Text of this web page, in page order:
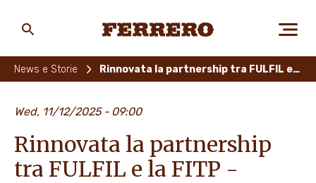
PERSONE E AMBIENTE
main
News e Storie Rinnovata la partnership tra FULFIL e la FITP - Federazione Italiana Tennis e Padel
Wed, 11/12/2025 09:00
Rinnovata la partnership
tra FULFIL e la FITP -